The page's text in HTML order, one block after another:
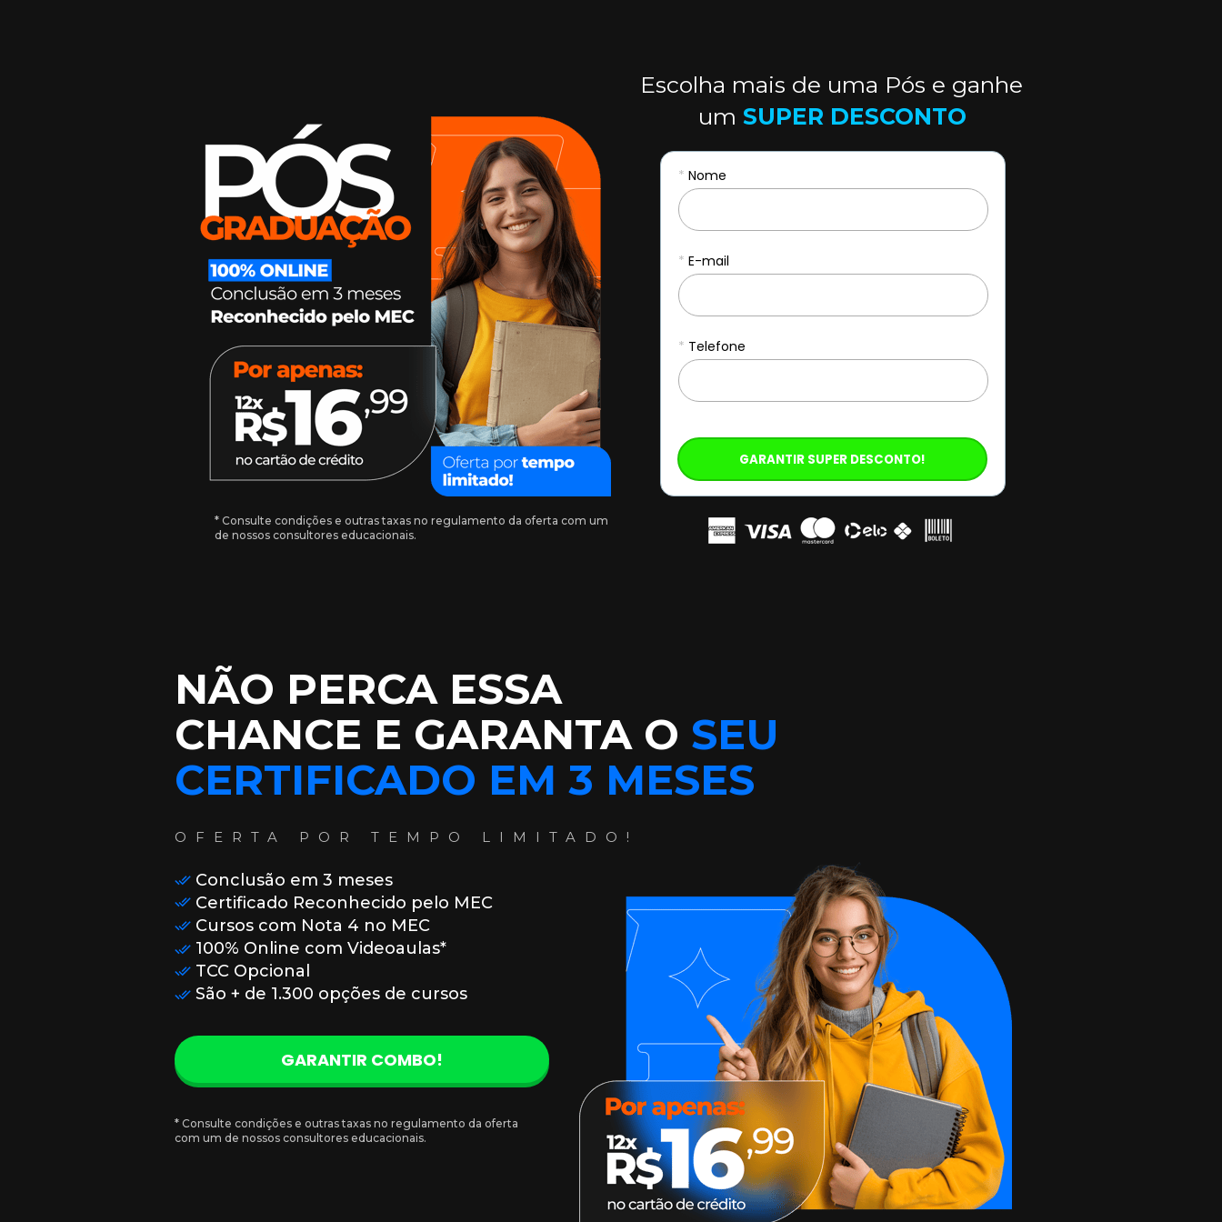
Escolha mais de uma Pós e ganhe
um SUPER DESCONTO
* Nome
* E-mail
* Telefone
GARANTIR SUPER DESCONTO!
* Consulte condições e outras taxas no regulamento da oferta com um
de nossos consultores educacionais.
NÃO PERCA ESSA
CHANCE E GARANTA O SEU
CERTIFICADO EM 3 MESES
OFERTA POR TEMPO LIMITADO!
Conclusão em 3 meses
Certificado Reconhecido pelo MEC
Cursos com Nota 4 no MEC
100% Online com Videoaulas*
TCC Opcional
São + de 1.300 opções de cursos
GARANTIR COMBO!
* Consulte condições e outras taxas no regulamento da oferta
com um de nossos consultores educacionais.